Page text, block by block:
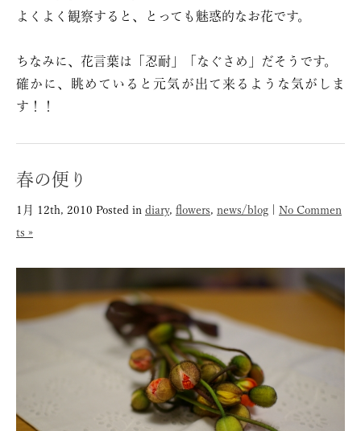
よくよく観察すると、とっても魅惑的なお花です。
ちなみに、花言葉は「忍耐」「なぐさめ」だそうです。
確かに、眺めていると元気が出て来るような気がしま
す！！
春の便り
1月 12th, 2010 Posted in diary, flowers news/blog
No Commen
ts »